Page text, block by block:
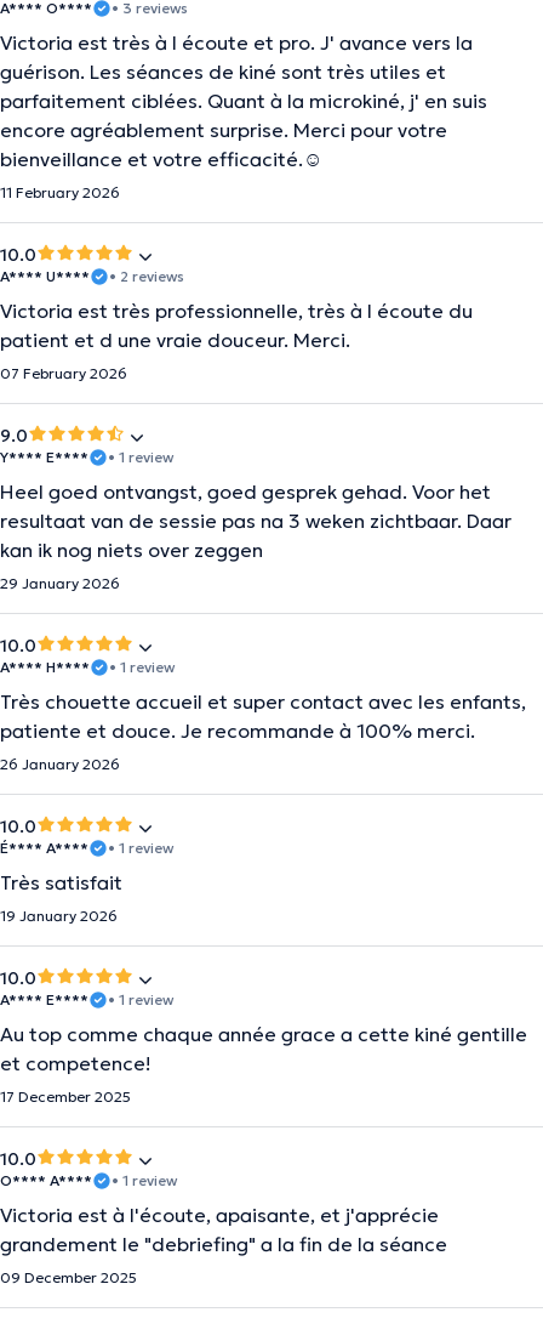
A**** O**** • 3 reviews
Victoria est très à l écoute et pro. J' avance vers la
guérison. Les séances de kiné sont très utiles et
parfaitement ciblées. Quant à la microkiné, j' en suis
encore agréablement surprise. Merci pour votre
bienveillance et votre efficacité.☺️
11 February 2026
10.0
A**** U**** • 2 reviews
Victoria est très professionnelle, très à l écoute du
patient et d une vraie douceur. Merci.
07 February 2026
9.0
Y**** E**** • 1 review
Heel goed ontvangst, goed gesprek gehad. Voor het
resultaat van de sessie pas na 3 weken zichtbaar. Daar
kan ik nog niets over zeggen
29 January 2026
10.0
A**** H**** • 1 review
Très chouette accueil et super contact avec les enfants,
patiente et douce. Je recommande à 100% merci.
26 January 2026
10.0
É**** A**** • 1 review
Très satisfait
19 January 2026
10.0
A**** E**** • 1 review
Au top comme chaque année grace a cette kiné gentille
et competence!
17 December 2025
10.0
O**** A**** • 1 review
Victoria est à l'écoute, apaisante, et j'apprécie
grandement le "debriefing" a la fin de la séance
09 December 2025